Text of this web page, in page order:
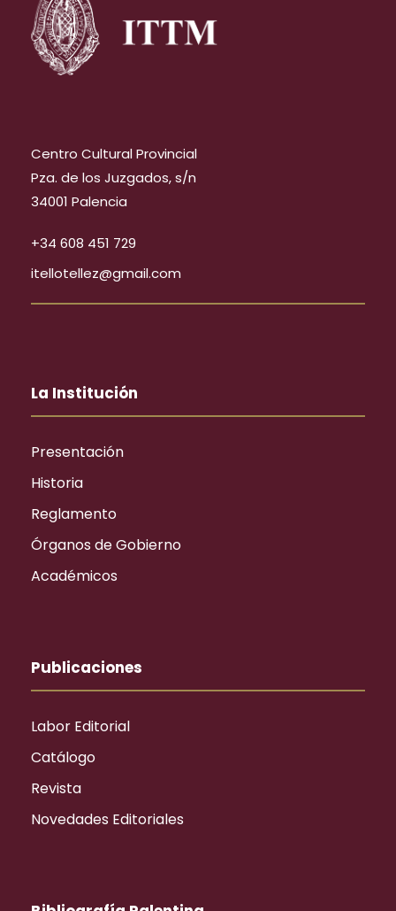
Centro Cultural Provincial
Pza. de los Juzgados, s/n
34001 Palencia
+34 608 451 729
itellotellez@gmail.com
La Institución
Presentación
Historia
Reglamento
Órganos de Gobierno
Académicos
Publicaciones
Labor Editorial
Catálogo
Revista
Novedades Editoriales